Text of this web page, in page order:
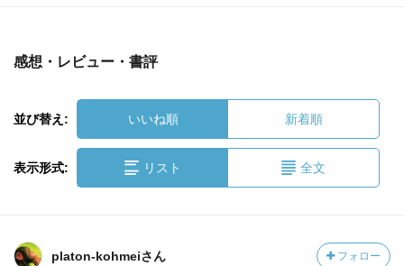
感想・レビュー・書評
並び替え: いいね順 新着順
表示形式: リスト 全文
platon-kohmeiさん フォロー